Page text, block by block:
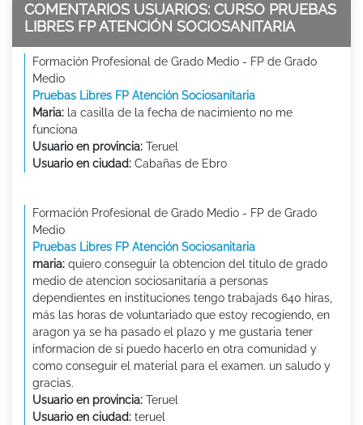
COMENTARIOS USUARIOS: CURSO PRUEBAS
LIBRES FP ATENCIÓN SOCIOSANITARIA
Formación Profesional de Grado Medio - FP de Grado
Medio
Pruebas Libres FP Atención Sociosanitaria
Maria: la casilla de la fecha de nacimiento no me
funciona
Usuario en provincia: Teruel
Usuario en ciudad: Cabañas de Ebro
Formación Profesional de Grado Medio - FP de Grado
Medio
Pruebas Libres FP Atención Sociosanitaria
maria: quiero conseguir la obtencion del titulo de grado
medio de atencion sociosanitaria a personas
dependientes en instituciones tengo trabajads 640 hiras,
más las horas de voluntariado que estoy recogiendo, en
aragon ya se ha pasado el plazo y me gustaria tener
informacion de si puedo hacerlo en otra comunidad y
como conseguir el material para el examen. un saludo y
gracias.
Usuario en provincia: Teruel
Usuario en ciudad: teruel